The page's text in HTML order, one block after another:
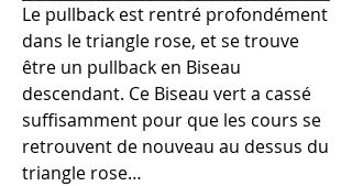
Le pullback est rentré profondément
dans le triangle rose, et se trouve
être un pullback en Biseau
descendant. Ce Biseau vert a cassé
suffisamment pour que les cours se
retrouvent de nouveau au dessus du
triangle rose…